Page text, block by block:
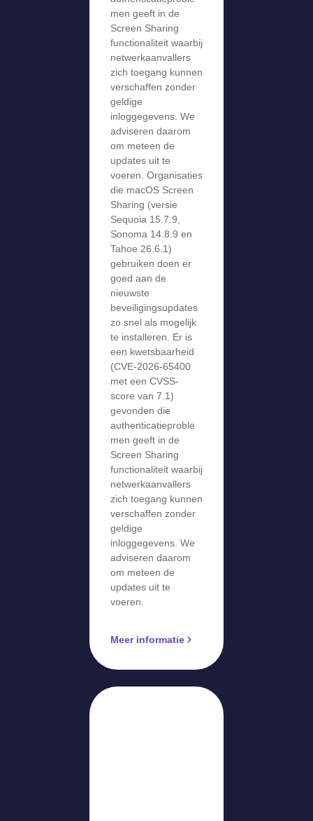
men geeft in de
Screen Sharing
functionaliteit waarbij
netwerkaanvallers
zich toegang kunnen
verschaffen zonder
geldige
inloggegevens. We
adviseren daarom
om meteen de
updates uit te
voeren. Organisaties
die macOS Screen
Sharing (versie
Sequoia 15.7.9,
Sonoma 14.8.9 en
Tahoe 26.6.1)
gebruiken doen er
goed aan de
nieuwste
beveiligingsupdates
zo snel als mogelijk
te installeren. Er is
een kwetsbaarheid
(CVE-2026-65400
met een CVSS-
score van 7.1)
gevonden die
authenticatieproble
men geeft in de
Screen Sharing
functionaliteit waarbij
netwerkaanvallers
zich toegang kunnen
verschaffen zonder
geldige
inloggegevens. We
adviseren daarom
om meteen de
updates uit te
voeren.
Meer informatie